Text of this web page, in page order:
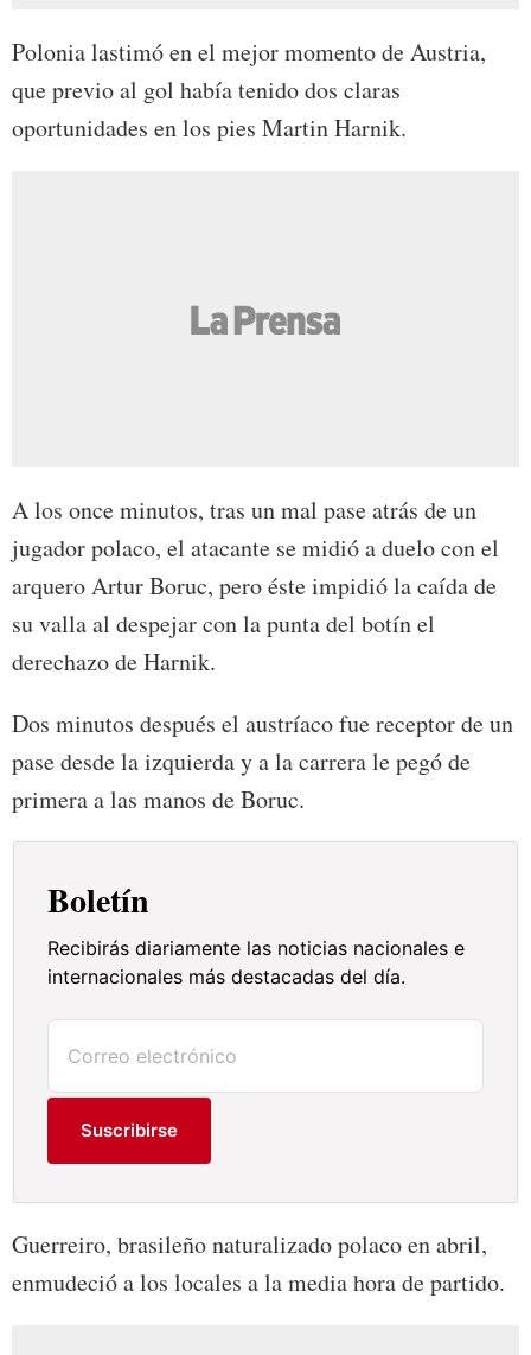
Polonia lastimó en el mejor momento de Austria,
que previo al gol había tenido dos claras
oportunidades en los pies Martin Harnik.
A los once minutos, tras un mal pase atrás de un
jugador polaco, el atacante se midió a duelo con el
arquero Artur Boruc, pero éste impidió la caída de
su valla al despejar con la punta del botín el
derechazo de Harnik.
Dos minutos después el austríaco fue receptor de un
pase desde la izquierda y a la carrera le pegó de
primera a las manos de Boruc.
Boletín
Recibirás diariamente las noticias nacionales e
internacionales más destacadas del día.
Suscribirse
Guerreiro, brasileño naturalizado polaco en abril,
enmudeció a los locales a la media hora de partido.